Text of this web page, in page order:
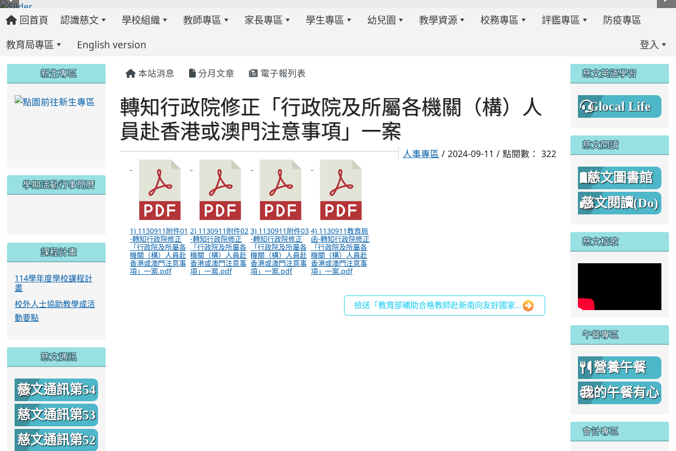
回首頁 認識慈文 學校組織 教師專區 家長專區 學生專區 幼兒園 教學資源 校務專區 評鑑專區
防疫專區
教育局專區
English version 登入
本站消息 分月文章 電子報列表
轉知行政院修正「行政院及所屬各機關（構）人
員赴香港或澳門注意事項」一案
人事專區 / 2024-09-11 / 點閱數： 322
1) 1130911附件01
-轉知行政院修正
「行政院及所屬各
機關（構）人員赴
香港或澳門注意事
項」一案.pdf
2) 1130911附件02
-轉知行政院修正
「行政院及所屬各
機關（構）人員赴
香港或澳門注意事
項」一案.pdf
3) 1130911附件03
-轉知行政院修正
「行政院及所屬各
機關（構）人員赴
香港或澳門注意事
項」一案.pdf
4) 1130911教育局
函-轉知行政院修正
「行政院及所屬各
機關（構）人員赴
香港或澳門注意事
項」一案.pdf
檢送「教育部補助合格教師赴新南向友好國家...
新生專區
link to https://www.twes.tyc.edu.tw/modules/tadnews/index.php?ncsn=6
學期活動行事簡曆
link to https://www.twes.tyc.edu.tw/uploads/tad_blocks/image/113-1%E6%B4%BB%E5%8B%95%E8%A1%8C%E4%BA%8B%E7%B0%A1%E6%9B%86.jpg \
link to https://www.twes.tyc.edu.tw/uploads/tad_blocks/image/114-2%E6%B4%BB%E5%8B%95%E8%A1%8C%E4%BA%8B%E7%B0%A1%E6%9B%86A.png
課程計畫
114學年度學校課程計
畫
校外人士協助教學或活
動要點
慈文通訊
慈文通訊第54
期
慈文通訊第53
期
慈文通訊第52
慈文英語學習
Glocal Life
慈文閱讀
慈文圖書館
慈文閱讀(Do)
慈文校歌
午餐專區
營養午餐
我的午餐有心
會計專區